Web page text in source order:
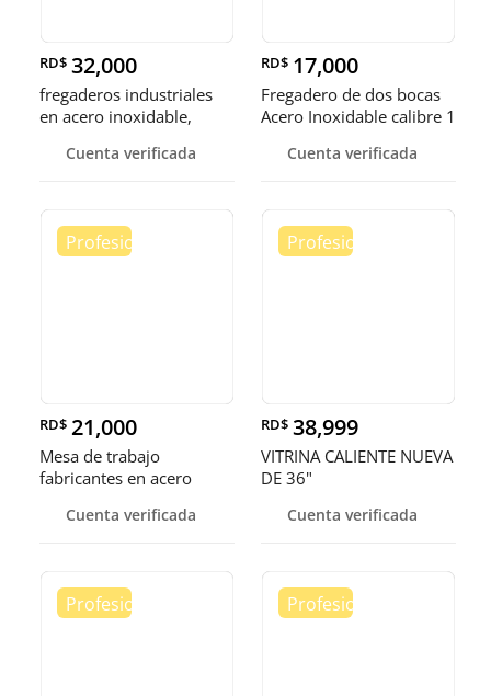
RD$ 32,000
fregaderos industriales
en acero inoxidable,
Cuenta verificada
RD$ 17,000
Fregadero de dos bocas
Acero Inoxidable calibre 1
Cuenta verificada
RD$ 21,000
Mesa de trabajo
fabricantes en acero
Cuenta verificada
RD$ 38,999
VITRINA CALIENTE NUEVA
DE 36"
Cuenta verificada